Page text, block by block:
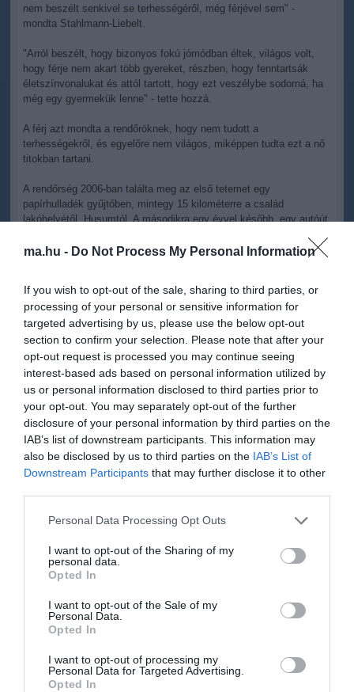
ma.hu - Do Not Process My Personal Information
If you wish to opt-out of the sale, sharing to third parties, or
processing of your personal or sensitive information for
targeted advertising by us, please use the below opt-out
section to confirm your selection. Please note that after your
opt-out request is processed you may continue seeing
interest-based ads based on personal information utilized by
us or personal information disclosed to third parties prior to
your opt-out. You may separately opt-out of the further
disclosure of your personal information by third parties on the
IAB’s list of downstream participants. This information may
also be disclosed by us to third parties on the IAB’s List of
Downstream Participants that may further disclose it to other
Please note that this website/app uses one or more Google
not limited to your visit or usage behaviour. You may click to
grant or deny consent to Google and its third-party tags to
use your data for below specified purposes in below Google
consent section.
Personal Data Processing Opt Outs
I want to opt-out of the Sharing of my
personal data.
Opted In
I want to opt-out of the Sale of my
Personal Data.
Opted In
I want to opt-out of processing my
Personal Data for Targeted Advertising.
Opted In
nem beszélt senkivel se terhességéről, még férjével sem" -
mondta Stahlmann-Liebelt.
"Arról beszélt, hogy bizonyos fokú jómódban éltek, világos volt,
hogy férje nem akart több gyereket, részben, hogy fenntartsák
életszínvonalukat és attól tartott, hogy ezt veszélybe sodorná, ha
még egy gyermekük lenne" - tette hozzá.
A férj azt mondta a rendőröknek, hogy nem tudott a
terhességekről, és egyelőre nem világos, miképpen tudta ezt a nő
titokban tartani.
A rendőrség 2006-ban találta meg az első tetemet egy
papírhulladék gyűjtőben, mintegy 15 kilométerre a család
lakóhelyétől, Husumtól. A másodikra egy évvel később, egy autóút
hogy a többit nem rejti el nyilvános helyen. A további három
tetemet ezért saját házuk pincéjében, dobozokban őrizte.
Németországban van Európa legelterjedtebb olyan gyűjtőhálózata,
amelyet az egyház vagy valamely jótékonysági szervezet tart fenn
a kórházakkal együttműködésben, s ahol a nem kívánt
csecsemőket névtelenül le lehet adni. Az ügyész elmondta, hogy
az anya nem tudta, hol keresse ezeket. Nagyjából 100 ilyen
állomás van Németországban - az egyik körülbelül 50 kilométerre a
nő lakóhelyétől. Jóllehet ez a hálózat törvényellenes, a hatóságok
szemet hunynak felette. Évente általában 100 gyermeket adnak
így le.
Husum városára.
A nyomozás során több száz DNS-mintát vettek a környék nőitől,
és kedden a tettesen volt a sor. Nem sokkal ezt követően feladta
magát és vallomást tett. A rendőrség a jelenleg ismert körülmények
bármennyire is hihetetlenül hangzik, senki nem vette észre egyik
terhességét vagy szülését sem.
Több hasonló eset is történt Németországban az elmúlt években,
az egyik legsúlyosabb esetben egy nő maximális, 15 évi
börtönbüntetést kapott nyolc újszülött meggyilkolása miatt.